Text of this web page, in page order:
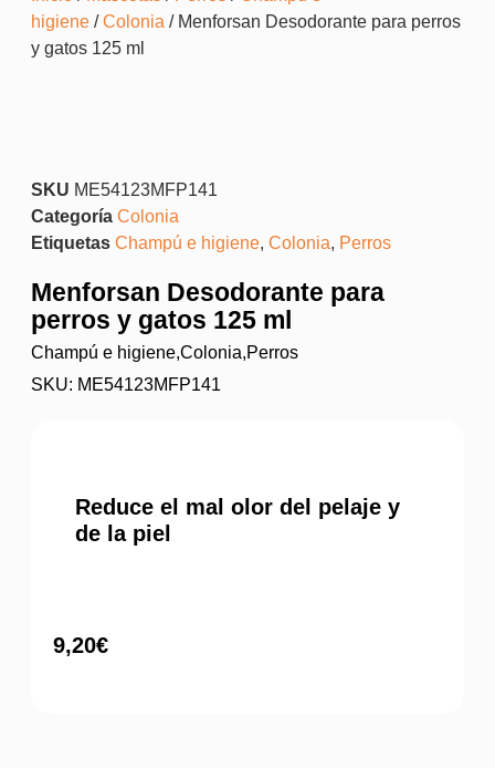
higiene /Colonia / Menforsan Desodorante para perros
y gatos 125 ml
SKU ME54123MFP141
Categoría Colonia
Etiquetas Champú e higiene, Colonia, Perros
Menforsan Desodorante para
perros y gatos 125 ml
Champú e higiene,Colonia,Perros
SKU: ME54123MFP141
Reduce el mal olor del pelaje y
de la piel
9,20€